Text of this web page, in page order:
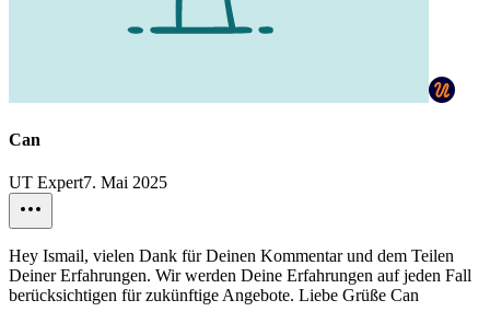
Can
UT Expert7. Mai 2025
Hey Ismail, vielen Dank für Deinen Kommentar und dem Teilen
Deiner Erfahrungen. Wir werden Deine Erfahrungen auf jeden Fall
berücksichtigen für zukünftige Angebote. Liebe Grüße Can